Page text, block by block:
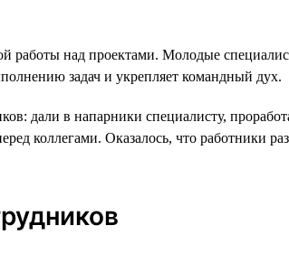
работы над проектами. Молодые
задач и укрепляет командный дух.
дали в напарники специалисту,
коллегами. Оказалось, что работники